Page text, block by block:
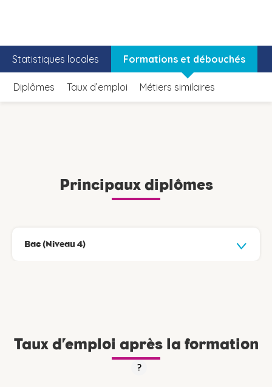
Statistiques locales Formations et débouchés
Diplômes Taux d’emploi Métiers similaires
Principaux diplômes
Bac (Niveau 4)
Taux d’emploi après la formation
?